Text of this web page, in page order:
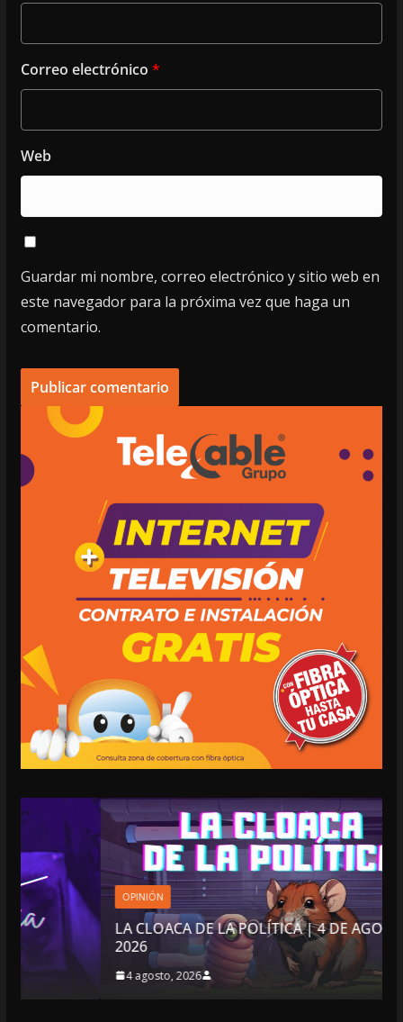
Correo electrónico *
Web
Guardar mi nombre, correo electrónico y sitio web en
este navegador para la próxima vez que haga un
comentario.
OPINIÓN
LA CLOACA DE LA POLÍTICA | 4 DE AGOSTO DE
2026
4 agosto, 2026